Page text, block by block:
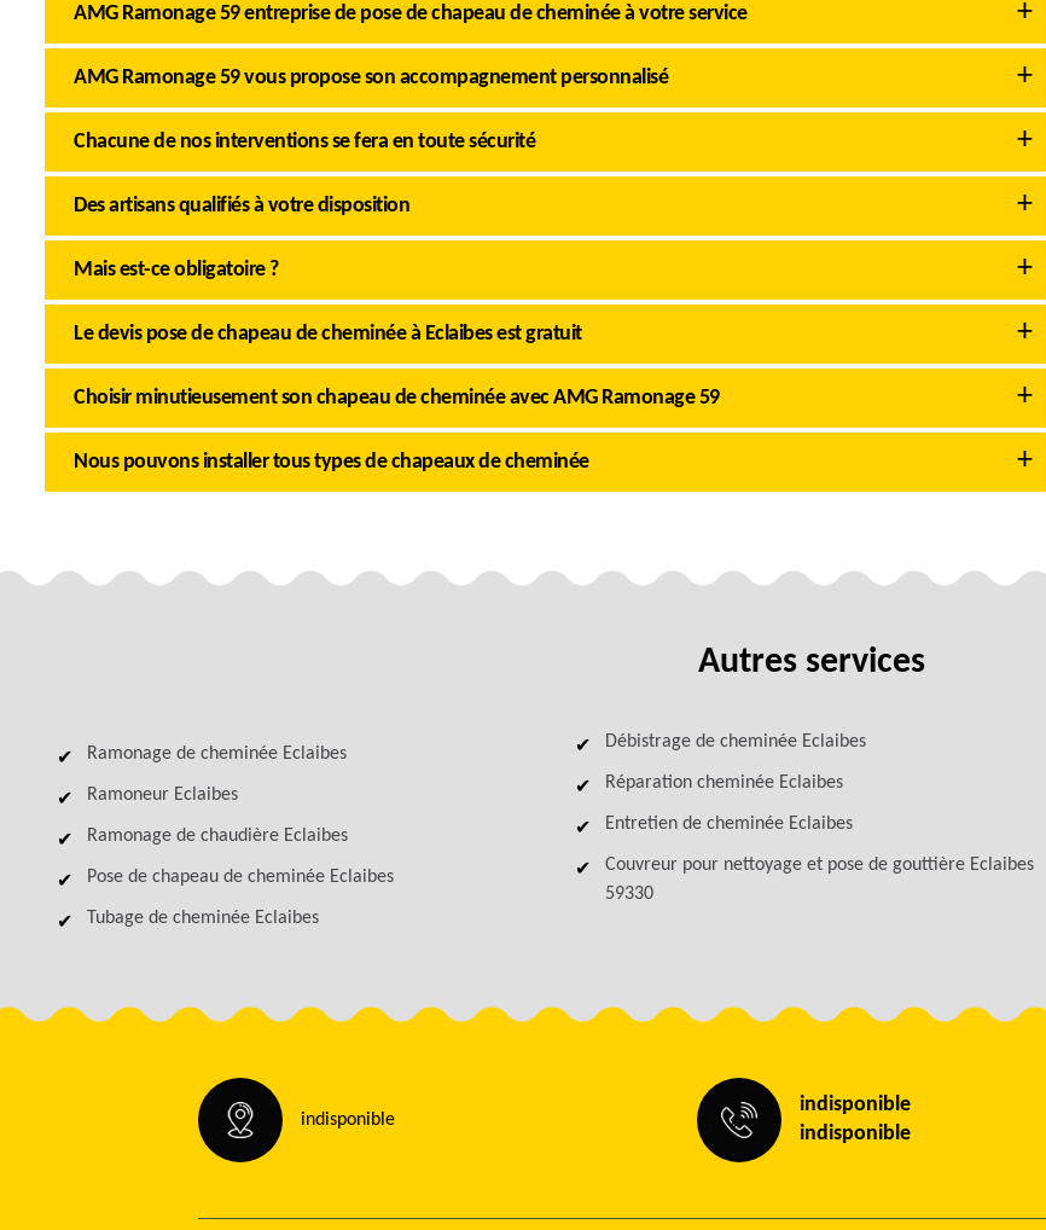
AMG Ramonage 59 entreprise de pose de chapeau de cheminée à votre service
AMG Ramonage 59 vous propose son accompagnement personnalisé
Chacune de nos interventions se fera en toute sécurité
Des artisans qualifiés à votre disposition
Mais est-ce obligatoire ?
Le devis pose de chapeau de cheminée à Eclaibes est gratuit
Choisir minutieusement son chapeau de cheminée avec AMG Ramonage 59
Nous pouvons installer tous types de chapeaux de cheminée
Autres services
Ramonage de cheminée Eclaibes
Ramoneur Eclaibes
Ramonage de chaudière Eclaibes
Pose de chapeau de cheminée Eclaibes
Tubage de cheminée Eclaibes
Débistrage de cheminée Eclaibes
Réparation cheminée Eclaibes
Entretien de cheminée Eclaibes
Couvreur pour nettoyage et pose de gouttière Eclaibes
59330
indisponible
indisponible
indisponible